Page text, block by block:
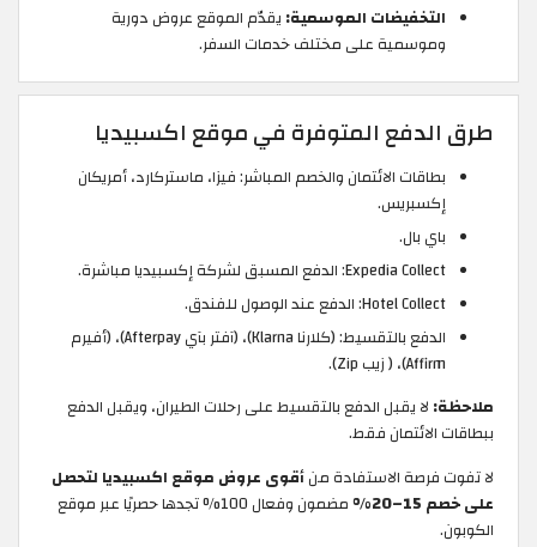
التخفيضات الموسمية: يقدّم الموقع عروض دورية
وموسمية على مختلف خدمات السفر.
طرق الدفع المتوفرة في موقع اكسبيديا
بطاقات الائتمان والخصم المباشر: فيزا، ماستركارد، أمريكان
إكسبريس.
باي بال.
Expedia Collect: الدفع المسبق لشركة إكسبيديا مباشرة.
Hotel Collect: الدفع عند الوصول للفندق.
الدفع بالتقسيط: (كلارنا Klarna)، (آفتر بآي Afterpay)، (أفيرم
Affirm)، ( زيب Zip).
ملاحظة: لا يقبل الدفع بالتقسيط على رحلات الطيران، ويقبل الدفع
ببطاقات الائتمان فقط.
لا تفوت فرصة الاستفادة منأقوى عروض موقع اكسبيديا لتحصل
على خصم 15–20%
مضمون وفعال 100% تجدها حصريًا عبر موقع
الكوبون.